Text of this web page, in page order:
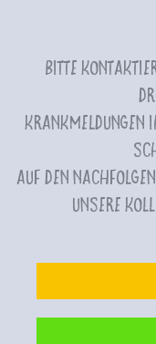
Bitte
Auf den
unsere